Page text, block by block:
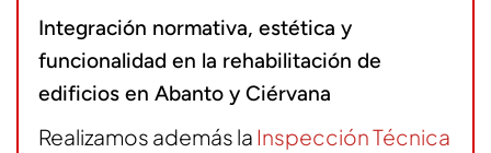
Integración normativa, estética y
funcionalidad en la rehabilitación de
edificios en Abanto y Ciérvana
Realizamos además la Inspección Técnica